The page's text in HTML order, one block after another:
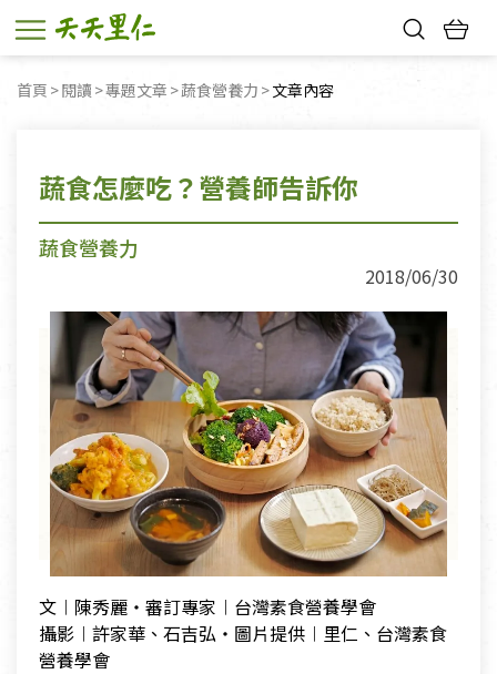
首頁 閱讀 專題文章 蔬食營養力 目前頁面：
文章內容
蔬食怎麼吃？營養師告訴你
蔬食營養力
2018/06/30
文︱陳秀麗・審訂專家︱台灣素食營養學會
攝影︱許家華、石吉弘・圖片提供︱里仁、台灣素食
營養學會